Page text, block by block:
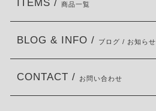
ITEMS / 商品一覧
BLOG & INFO / ブログ / お知らせ
CONTACT / お問い合わせ